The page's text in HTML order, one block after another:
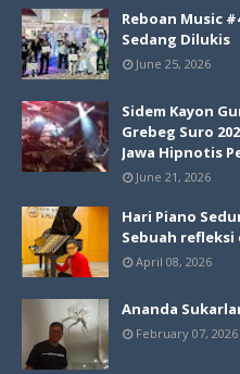
Reboan Music
Sedang Dilukis
June 25, 2026
Sidem Kayon
Grebeg Suro
Jawa Hipnotis
June 21, 2026
Hari Piano
Sebuah refleksi
April 08, 2026
Ananda
February 07, 2026